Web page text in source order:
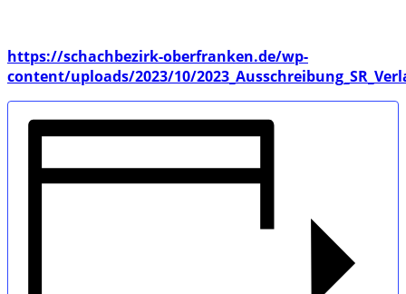
https://schachbezirk-oberfranken.de/wp-
content/uploads/2023/10/